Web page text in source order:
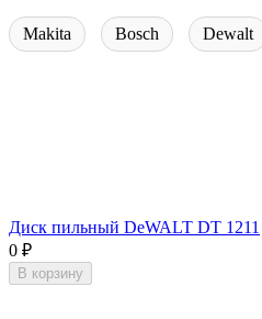
Makita Bosch Dewalt
Диск пильный DeWALT DT 1211
0 ₽
В корзину